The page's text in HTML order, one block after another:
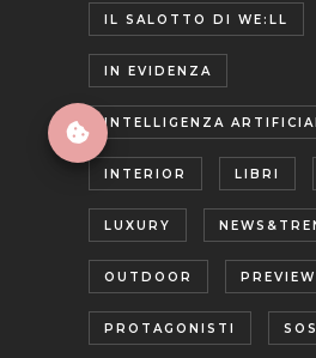
IL SALOTTO DI WE:LL
IN EVIDENZA
INTELLIGENZA
INTERIOR LIBRI
LUXURY
OUTDOOR PREVIEW
PROTAGONISTI